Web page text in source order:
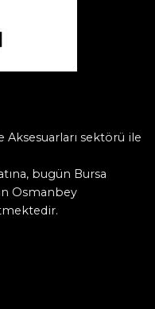
Aksesuarları sektörü ile
bugün Bursa
Osmanbey